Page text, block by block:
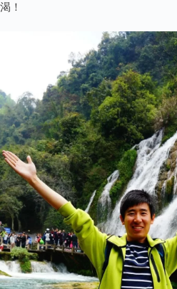
渴！